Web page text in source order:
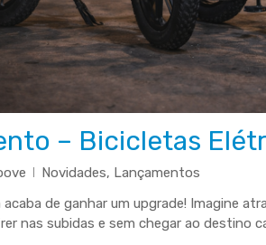
– Bicicletas
Novidades, Lançamentos
acaba de ganhar um upgrade! Imagine
nas subidas e sem chegar ao destino